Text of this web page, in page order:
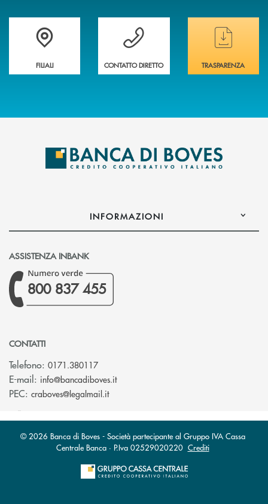
Trova la filiale&nbsp; più vicina a te
FILIALI
Hai bisogno di assistenza immediata ?
CONTATTO DIRETTO
Hai bisogno di
TRASPARENZA
INFORMAZIONI
ASSISTENZA INBANK
800 837 455
CONTATTI
Telefono: 0171.380117
E-mail: info@bancadiboves.it(si apre l’app di posta elettronica)
PEC: craboves@legalmail.it(si apre l’app di posta elettronica)
© 2026 Banca di Boves - Società partecipante al Gruppo IVA Cassa
Centrale Banca · P.Iva 02529020220 Crediti